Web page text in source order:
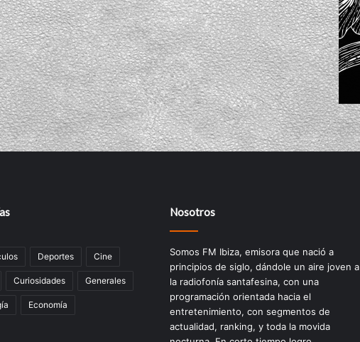
Deportes Cine
Curiosidades Generales
Economía
Nosotros
Somos FM Ibiza, emisora que nació a
principios de siglo, dándole un aire joven a
la radiofonía santafesina, con una
programación orientada hacia el
entretenimiento, con segmentos de
actualidad, ranking, y toda la movida